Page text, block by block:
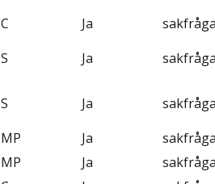
C Ja
S Ja
S Ja
MP Ja
MP Ja